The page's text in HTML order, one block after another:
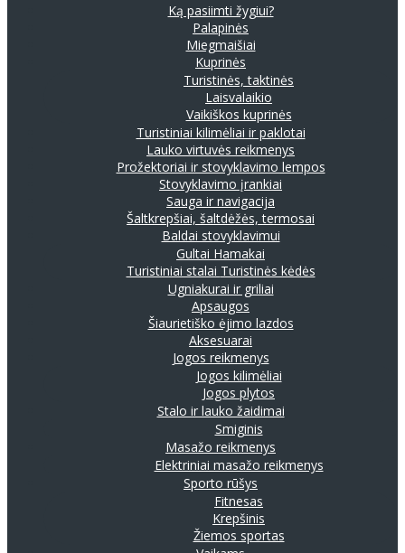
Ką pasiimti žygiui?
Palapinės
Miegmaišiai
Kuprinės
Turistinės, taktinės
Laisvalaikio
Vaikiškos kuprinės
Turistiniai kilimėliai ir paklotai
Lauko virtuvės reikmenys
Prožektoriai ir stovyklavimo lempos
Stovyklavimo įrankiai
Sauga ir navigacija
Šaltkrepšiai, šaltdėžės, termosai
Baldai stovyklavimui
Gultai Hamakai
Turistiniai stalai Turistinės kėdės
Ugniakurai ir griliai
Apsaugos
Šiaurietiško ėjimo lazdos
Aksesuarai
Jogos reikmenys
Jogos kilimėliai
Jogos plytos
Stalo ir lauko žaidimai
Smiginis
Masažo reikmenys
Elektriniai masažo reikmenys
Sporto rūšys
Fitnesas
Krepšinis
Žiemos sportas